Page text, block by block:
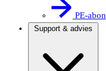
PE-
Support & advies